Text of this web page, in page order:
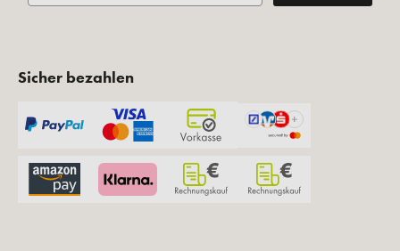
Sicher bezahlen